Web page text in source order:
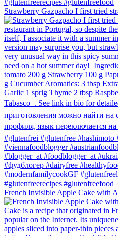
Strawberry Gazpacho⁠ I first tried
French Invisible Apple Cake with